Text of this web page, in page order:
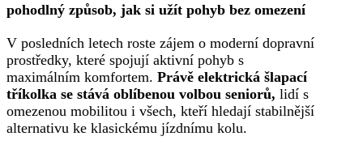
pohodlný způsob, jak si užít pohyb bez omezení
V posledních letech roste zájem o moderní dopravní
prostředky, které spojují aktivní pohyb s
maximálním komfortem. Právě elektrická šlapací
tříkolka se stává oblíbenou volbou seniorů, lidí s
omezenou mobilitou i všech, kteří hledají stabilnější
alternativu ke klasickému jízdnímu kolu.